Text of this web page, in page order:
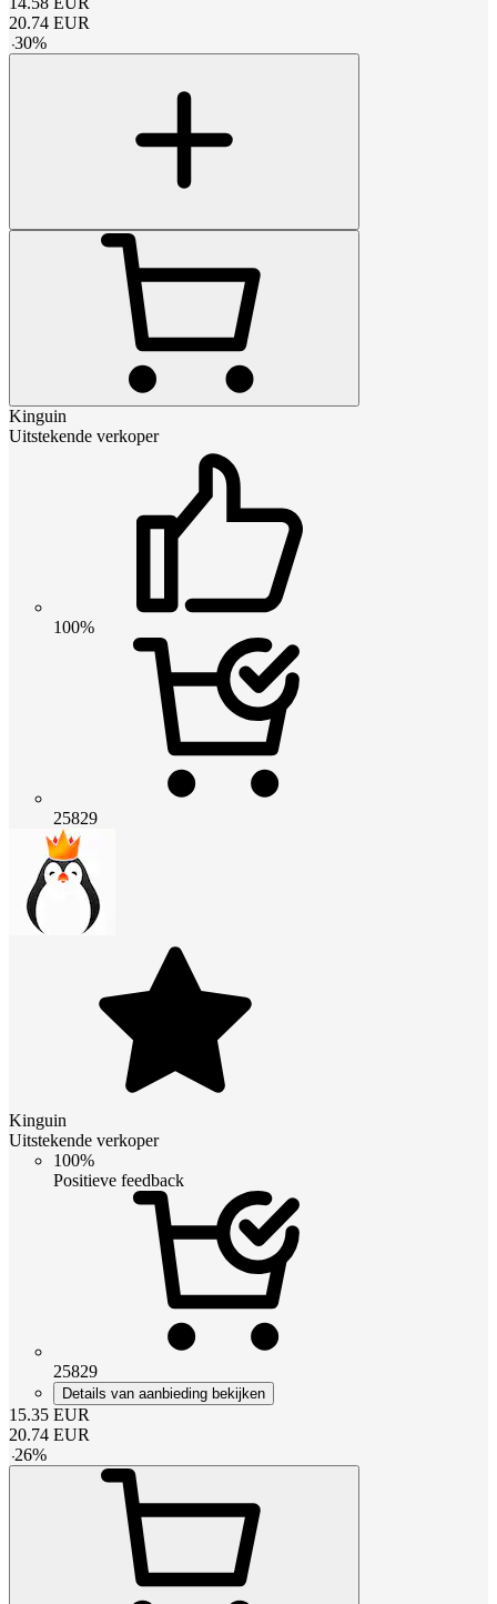
20.74 EUR
-30%
Kinguin
Uitstekende verkoper
100%
25829
Kinguin
Uitstekende verkoper
100%
Positieve feedback
25829
Details van aanbieding bekijken
15.35 EUR
20.74 EUR
-26%